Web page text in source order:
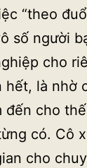
“theo
số người
cho
hết, là nhờ
đến cho
có. Cô
cho